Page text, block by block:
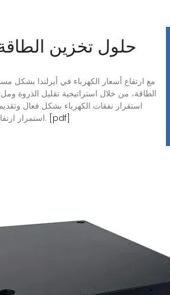
حلول تخزين
مع ارتفاع أسعار الكهرباء في أيرلندا بشكل
الطاقة، من خلال استراتيجية تقليل الذروة
استقرار نفقات الكهرباء بشكل فعال
استمرار ارتفاع الأسعار في المستقبل. [pdf]